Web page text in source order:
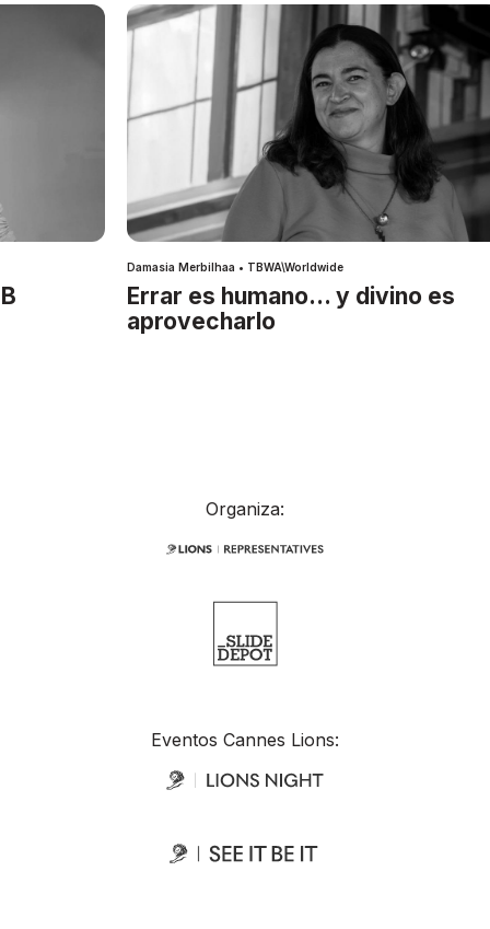
Damasia Merbilhaa • TBWA\Worldwide
Errar es humano… y divino es
aprovecharlo
Organiza:
Eventos Cannes Lions: